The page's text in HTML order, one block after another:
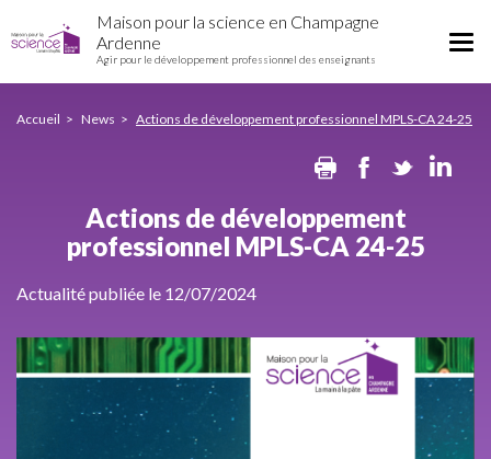
de
développement
CA
to
main
Maison pour la science en Champagne
Ardenne
Agir pour le développement professionnel des enseignants
Accueil News Actions de développement professionnel MPLS-CA 24-25
PrintFacebook
Actions de développement
professionnel MPLS-CA 24-25
Actualité publiée le 12/07/2024